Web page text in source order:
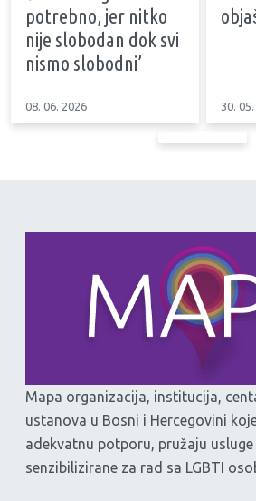
potrebno, jer nitko
nije slobodan dok svi
nismo slobodni’
08. 06. 2026 30.
Mapa organizacija, institucija,
ustanova u Bosni i Hercegovini
adekvatnu potporu, pružaju
senzibilizirane za rad sa LGBTI